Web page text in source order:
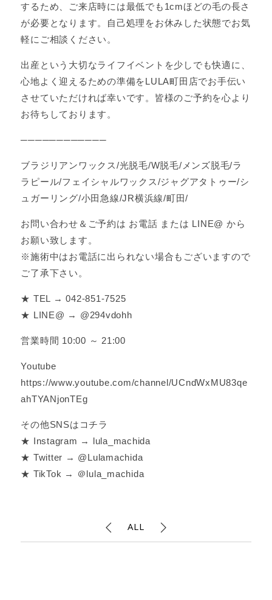
するため、ご来店時には最低でも1cmほどの毛の長さ
が必要となります。自己処理をお休みした状態でお気
軽にご相談ください。
出産という大切なライフイベントを少しでも快適に、
心地よく迎えるための準備をLULA町田店でお手伝い
させていただければ幸いです。皆様のご予約を心より
お待ちしております。
────────────
ブラジリアンワックス/光脱毛/W脱毛/メンズ脱毛/ラ
ラピール/フェイシャルワックス/ジャグアタトゥー/シ
ュガーリング/小田急線/JR横浜線/町田/
お問い合わせ＆ご予約は お電話 または LINE@ から
お願い致します。
※施術中はお電話に出られない場合もございますので
ご了承下さい。
★ TEL → 042-851-7525
★ LINE@ → @294vdohh
営業時間 10:00 ～ 21:00
Youtube
https://www.youtube.com/channel/UCndWxMU83qe
ahTYANjonTEg
その他SNSはコチラ
★ Instagram → lula_machida
★ Twitter → @Lulamachida
★ TikTok → ＠lula_machida
ALL